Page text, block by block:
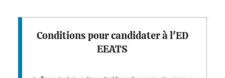
Conditions pour candidater à l'ED
EEATS